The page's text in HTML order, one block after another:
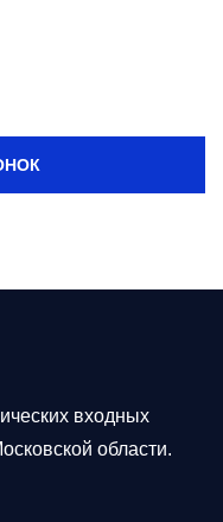
входных
области.